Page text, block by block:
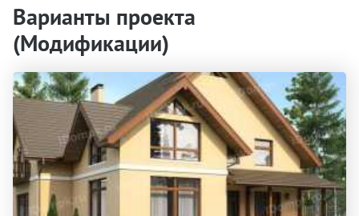
Варианты проекта
(Модификации)